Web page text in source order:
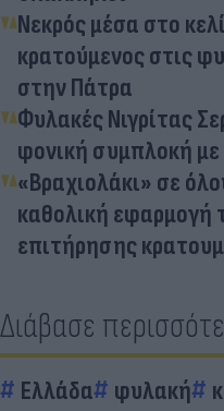
Νεκρός μέσα στο
κρατούμενος στις
στην Πάτρα
Φυλακές Νιγρίτας
φονική συμπλοκή
«Βραχιολάκι» σε
καθολική εφαρμογή
επιτήρησης
Διάβασε
Ελλάδα φυλακή